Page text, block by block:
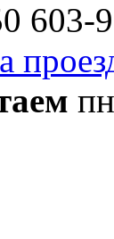
603-